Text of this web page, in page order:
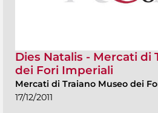
Dies Natalis - Mercati di
dei Fori Imperiali
Mercati di Traiano Museo dei
17/12/2011